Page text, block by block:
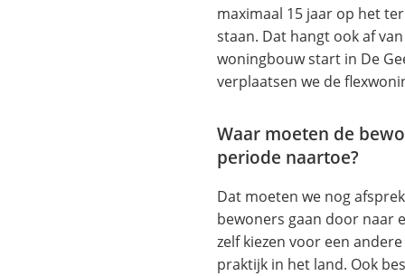
maximaal 15 jaar op het
staan. Dat hangt ook af
woningbouw start in De
verplaatsen we de
Waar moeten de
periode naartoe?
Dat moeten we nog
bewoners gaan door naar
zelf kiezen voor een
praktijk in het land. Ook